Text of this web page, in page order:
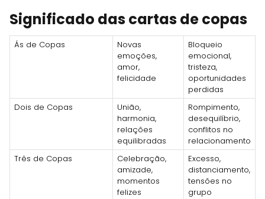
Significado das cartas de copas
Ás de Copas
Novas
emoções,
amor,
felicidade
Bloqueio
emocional,
tristeza,
oportunidades
perdidas
Dois de Copas
União,
harmonia,
relações
equilibradas
Rompimento,
desequilíbrio,
conflitos no
relacionamento
Três de Copas
Celebração,
amizade,
momentos
felizes
Excesso,
distanciamento,
tensões no
grupo